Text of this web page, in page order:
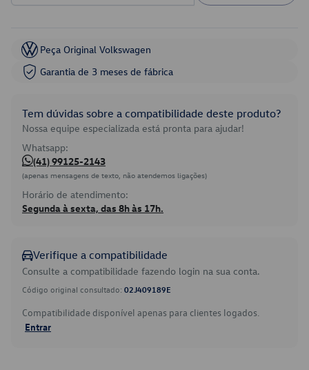
Peça Original Volkswagen
Garantia de 3 meses de fábrica
Tem dúvidas sobre a compatibilidade deste produto?
Nossa equipe especializada está pronta para ajudar!
Whatsapp:
(41) 99125-2143
(apenas mensagens de texto, não atendemos ligações)
Horário de atendimento:
Segunda à sexta, das 8h às 17h.
Verifique a compatibilidade
Consulte a compatibilidade fazendo login na sua conta.
Código original consultado: 02J409189E
Compatibilidade disponível apenas para clientes logados.
Entrar